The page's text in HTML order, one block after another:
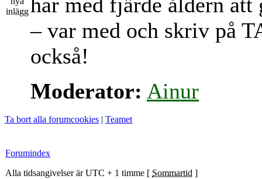
– var med och skriv på
också!
Moderator: Ainur
Ta bort alla forumcookies | Teamet
Forumindex
Alla tidsangivelser är UTC + 1 timme [ Sommartid ]